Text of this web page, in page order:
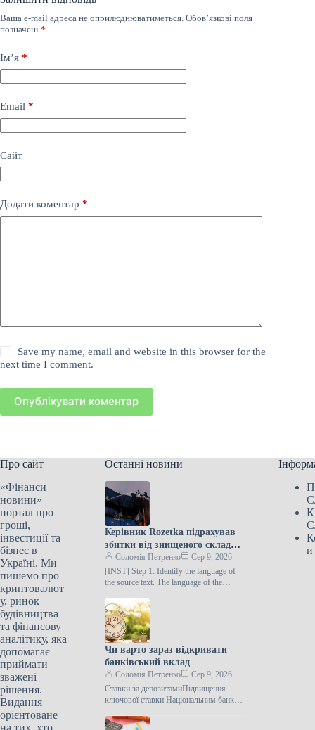
Ваша e-mail адреса не оприлюднюватиметься. Обов’язкові поля
позначені *
Ім’я *
Email *
Сайт
Додати коментар *
Save my name, email and website in this browser for the
next time I comment.
Опублікувати коментар
Про сайт
«Фінанси
новини» —
портал про
гроші,
інвестиції та
бізнес в
Україні. Ми
пишемо про
криптовалют
у, ринок
будівництва
та фінансову
аналітику, яка
допомагає
приймати
зважені
рішення.
Видання
орієнтоване
на тих, хто
Останні новини
Керівник Rozetka підрахував
збитки від знищеного складу
на суму в кілька мільярдів
гривень
Соломія Петренко
Сер 9, 2026
[INST] Step 1: Identify the language of
the source text. The language of the
Чи варто зараз відкривати
банківський вклад
Соломія Петренко
Сер 9, 2026
Ставки за депозитамиПідвищення
ключової ставки Національним банком
відсотків за депозитними вкладами.
и